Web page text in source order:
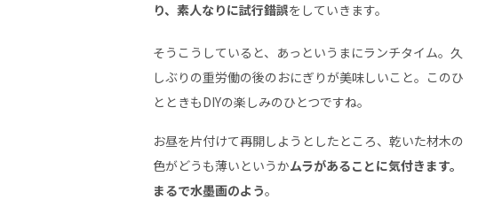
り、素人なりに試行錯誤をしていきます。
そうこうしていると、あっというまにランチタイム。久
しぶりの重労働の後のおにぎりが美味しいこと。このひ
とときもDIYの楽しみのひとつですね。
お昼を片付けて再開しようとしたところ、乾いた材木の
色がどうも薄いというかムラがあることに気付きます。
まるで水墨画のよう。